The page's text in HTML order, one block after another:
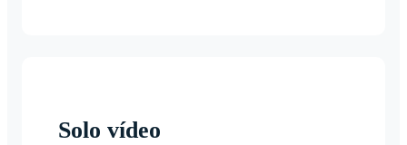
Solo vídeo